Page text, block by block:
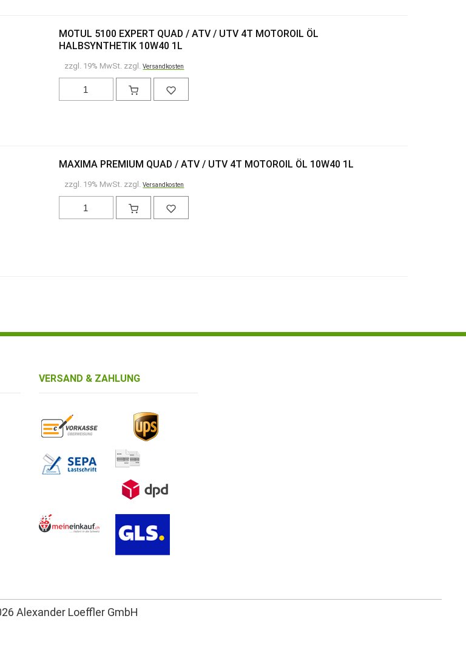
MOTUL 5100 EXPERT QUAD / ATV / UTV 4T MOTOROIL ÖL
HALBSYNTHETIK 10W40 1L
zzgl. 19% MwSt. zzgl.Versandkosten
MAXIMA PREMIUM QUAD / ATV / UTV 4T MOTOROIL ÖL 10W40 1L
zzgl. 19% MwSt. zzgl.Versandkosten
VERSAND & ZAHLUNG
Alexander Loeffler GmbH